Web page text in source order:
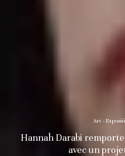
Art -
Hannah Darabi
avec un